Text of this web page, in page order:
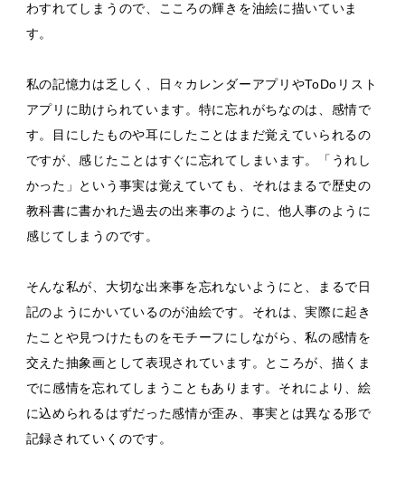
わすれてしまうので、こころの輝きを油絵に描いていま
す。
私の記憶力は乏しく、日々カレンダーアプリやToDoリスト
アプリに助けられています。特に忘れがちなのは、感情で
す。目にしたものや耳にしたことはまだ覚えていられるの
ですが、感じたことはすぐに忘れてしまいます。「うれし
かった」という事実は覚えていても、それはまるで歴史の
教科書に書かれた過去の出来事のように、他人事のように
感じてしまうのです。
そんな私が、大切な出来事を忘れないようにと、まるで日
記のようにかいているのが油絵です。それは、実際に起き
たことや見つけたものをモチーフにしながら、私の感情を
交えた抽象画として表現されています。ところが、描くま
でに感情を忘れてしまうこともあります。それにより、絵
に込められるはずだった感情が歪み、事実とは異なる形で
記録されていくのです。